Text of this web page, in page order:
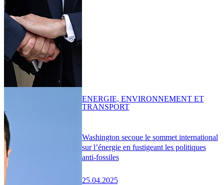
Washington secoue le sommet international
sur l’énergie en fustigeant les politiques
anti-fossiles
25.04.2025
ENERGIE, ENVIRONNEMENT ET
TRANSPORT